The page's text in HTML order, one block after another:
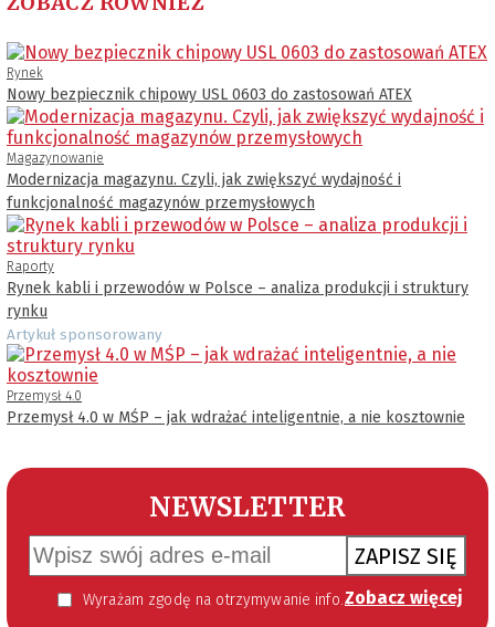
Rynek
Nowy bezpiecznik chipowy USL 0603 do zastosowań ATEX
Magazynowanie
Modernizacja magazynu. Czyli, jak zwiększyć wydajność i
funkcjonalność magazynów przemysłowych
Raporty
Rynek kabli i przewodów w Polsce – analiza produkcji i struktury
rynku
Artykuł sponsorowany
Przemysł 4.0
Przemysł 4.0 w MŚP – jak wdrażać inteligentnie, a nie kosztownie
NEWSLETTER
ZAPISZ SIĘ
Wyrażam zgodę na otrzymywanie informacji handlowej kierowanej do mnie za pomocą środków komunikacji elektronicznej w szczególności poczty elektronicznej zgodnie z przepisem art. 10 ust 2 ustawy z dnia 18 lipca 2002 roku o świadczeniu usług drogą elektroniczną (Dz. U. 144 z 2002 r. poz. 1204). Zgoda jest dobrowolna, jednak jej wyrażenie jest konieczne, aby otrzymywać newsletter. Zobacz więcej